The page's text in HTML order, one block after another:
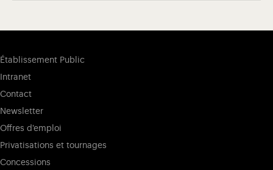
Établissement Public
Intranet
Contact
Newsletter
Offres d'emploi
Privatisations et tournages
Concessions